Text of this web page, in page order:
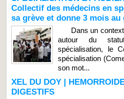
Collectif des médecins en
sa grève et donne 3 mois au
Dans un
autour du
spécialisation, le
spécialisation
son mot...
XEL DU DOY |
DIGESTIFS